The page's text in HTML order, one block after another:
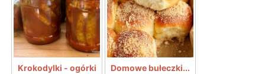
Krokodylki - ogórki
Domowe bułeczki...